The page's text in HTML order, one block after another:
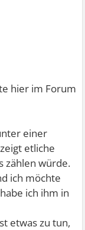
hier im Forum
einer
etliche
zählen würde.
ich möchte
ich ihm in
etwas zu tun,